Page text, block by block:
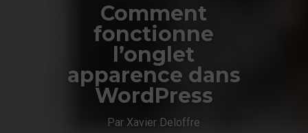
Comment
fonctionne
l’onglet
apparence dans
WordPress
Par Xavier Deloffre